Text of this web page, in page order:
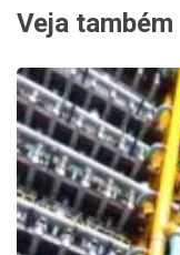
Veja também